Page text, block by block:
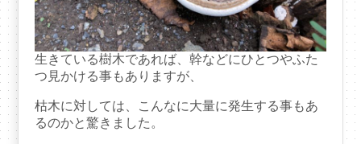
生きている樹木であれば、幹などにひとつやふた
つ見かける事もありますが、
枯木に対しては、こんなに大量に発生する事もあ
るのかと驚きました。